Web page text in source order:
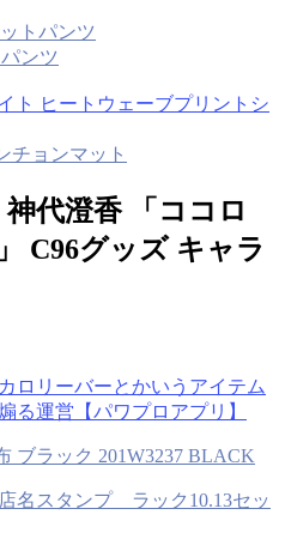
トパンツ
ンツ
ト ヒートウェーブプリントシ
チョンマット
代澄香 「ココロ
C96グッズ キャラ
ロリーバーとかいうアイテム
る運営【パワプロアプリ】
ブラック 201W3237 BLACK
スタンプ ラック10.13セッ